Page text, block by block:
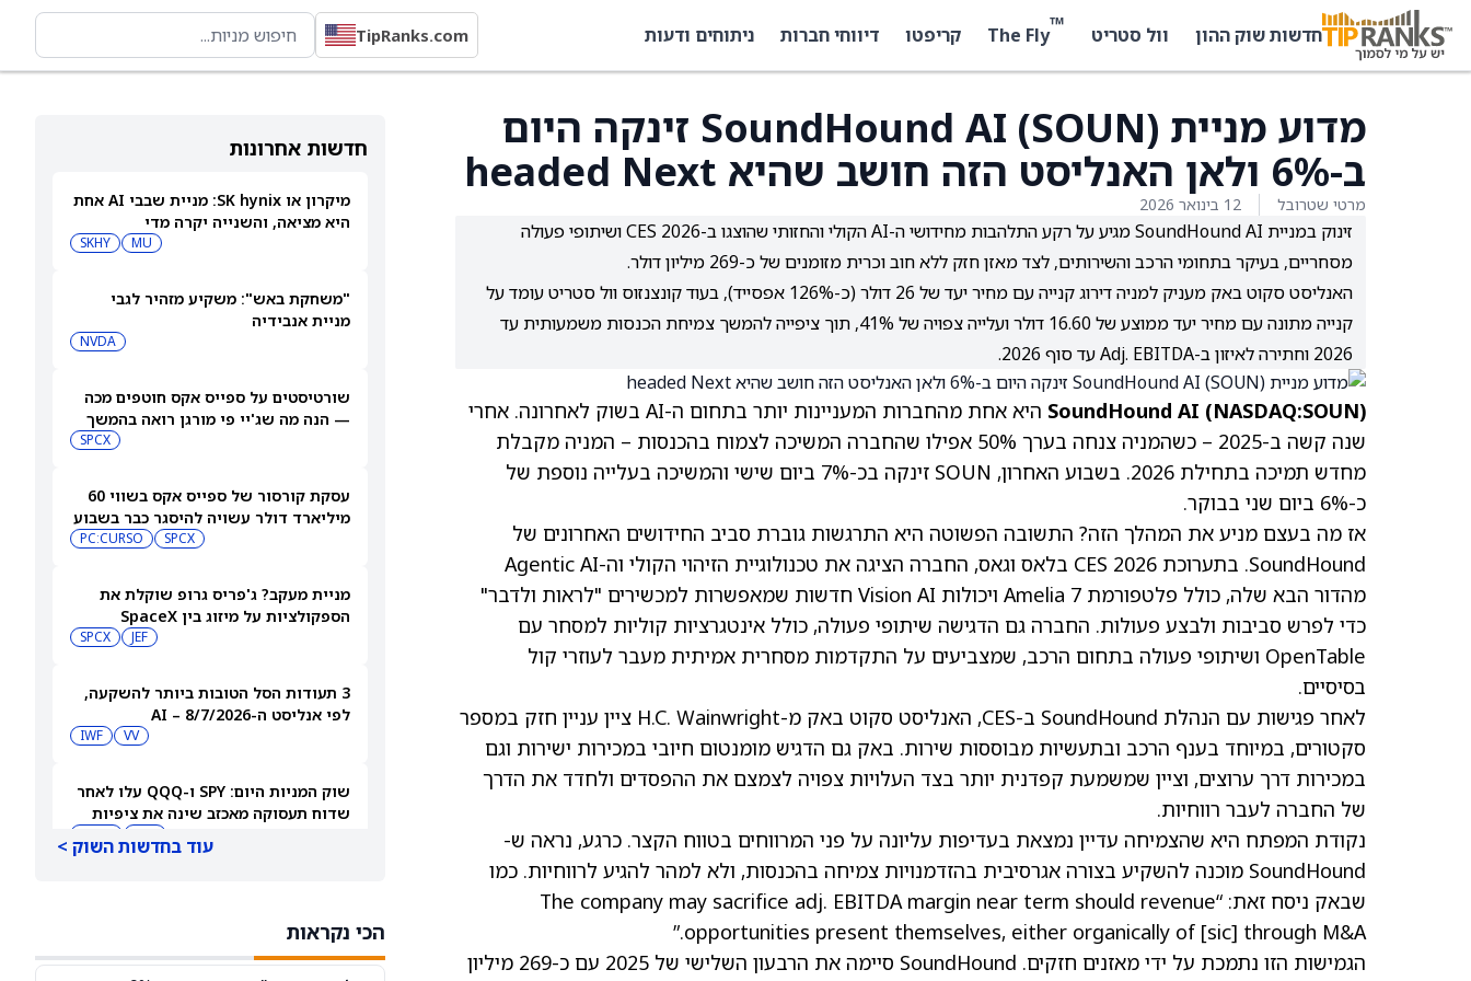
חדשות שוק ההון וול סטריט ™
The Fly קריפטו דיווחי חברות ניתוחים ודעות TipRanks.com
חדשות אחרונות
מיקרון או SK hynix: מניית שבבי AI אחת
היא מציאה, והשנייה יקרה מדי
MU
SKHY
"משחקת באש": משקיע מזהיר לגבי
מניית אנבידיה
NVDA
שורטיסטים על ספייס אקס חוטפים מכה
— הנה מה שג'יי פי מורגן רואה בהמשך
SPCX
עסקת קורסור של ספייס אקס בשווי 60
מיליארד דולר עשויה להיסגר כבר בשבוע
SPCX
PC:CURSO
מניית מעקב? ג'פריס גרופ שוקלת את
הספקולציות על מיזוג בין SpaceX
JEF
SPCX
3 תעודות הסל הטובות ביותר להשקעה,
לפי אנליסט ה-AI – 8/7/2026
VV
IWF
שוק המניות היום: SPY ו-QQQ עלו לאחר
שדוח תעסוקה מאכזב שינה את ציפיות
עוד בחדשות השוק >
הכי נקראות
מדוע מניית SoundHound AI (SOUN) זינקה היום
ב-6% ולאן האנליסט הזה חושב שהיא headed Next
מרטי שטרובל 12 בינואר 2026
זינוק במניית SoundHound AI מגיע על רקע התלהבות מחידושי ה-AI הקולי והחזותי שהוצגו ב-CES 2026 ושיתופי פעולה
מסחריים, בעיקר בתחומי הרכב והשירותים, לצד מאזן חזק ללא חוב וכרית מזומנים של כ-269 מיליון דולר.
האנליסט סקוט באק מעניק למניה דירוג קנייה עם מחיר יעד של 26 דולר (כ-126% אפסייד), בעוד קונצנזוס וול סטריט עומד על
קנייה מתונה עם מחיר יעד ממוצע של 16.60 דולר ועלייה צפויה של 41%, תוך ציפייה להמשך צמיחת הכנסות משמעותית עד
2026 וחתירה לאיזון ב-Adj. EBITDA עד סוף 2026.
SoundHound AI (NASDAQ:SOUN)
היא אחת מהחברות המעניינות יותר בתחום ה-AI בשוק לאחרונה. אחרי
שנה קשה ב-2025 – כשהמניה צנחה בערך 50% אפילו שהחברה המשיכה לצמוח בהכנסות – המניה מקבלת
מחדש תמיכה בתחילת 2026. בשבוע האחרון, SOUN זינקה בכ-7% ביום שישי והמשיכה בעלייה נוספת של
כ-6% ביום שני בבוקר.
אז מה בעצם מניע את המהלך הזה? התשובה הפשוטה היא התרגשות גוברת סביב החידושים האחרונים של
SoundHound. בתערוכת CES 2026 בלאס וגאס, החברה הציגה את טכנולוגיית הזיהוי הקולי וה-Agentic AI
מהדור הבא שלה, כולל פלטפורמת Amelia 7 ויכולות Vision AI חדשות שמאפשרות למכשירים "לראות ולדבר"
כדי לפרש סביבות ולבצע פעולות. החברה גם הדגישה שיתופי פעולה, כולל אינטגרציות קוליות למסחר עם
OpenTable ושיתופי פעולה בתחום הרכב, שמצביעים על התקדמות מסחרית אמיתית מעבר לעוזרי קול
בסיסיים.
לאחר פגישות עם הנהלת SoundHound ב-CES, האנליסט סקוט באק מ-H.C. Wainwright ציין עניין חזק במספר
סקטורים, במיוחד בענף הרכב ובתעשיות מבוססות שירות. באק גם הדגיש מומנטום חיובי במכירות ישירות וגם
במכירות דרך ערוצים, וציין שמשמעת קפדנית יותר בצד העלויות צפויה לצמצם את ההפסדים ולחדד את הדרך
של החברה לעבר רווחיות.
נקודת המפתח היא שהצמיחה עדיין נמצאת בעדיפות עליונה על פני המרווחים בטווח הקצר. כרגע, נראה ש-
SoundHound מוכנה להשקיע בצורה אגרסיבית בהזדמנויות צמיחה בהכנסות, ולא למהר להגיע לרווחיות. כמו
שבאק ניסח זאת: “The company may sacrifice adj. EBITDA margin near term should revenue
opportunities present themselves, either organically of [sic] through M&A.”
הגמישות הזו נתמכת על ידי מאזנים חזקים. SoundHound סיימה את הרבעון השלישי של 2025 עם כ-269 מיליון